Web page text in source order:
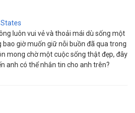
luôn vui vẻ và thoải mái dù sống một
bao giờ muốn giữ nỗi buồn đã qua trong
mong chờ một cuộc sống thật đẹp, đây
anh có thể nhắn tin cho anh trên?